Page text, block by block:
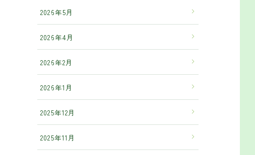
2026年5月
2026年4月
2026年2月
2026年1月
2025年12月
2025年11月